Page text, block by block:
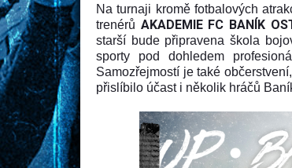
Na turnaji kromě fotbalových
trenérů AKADEMIE FC BANÍK
starší bude připravena škola
sporty pod dohledem
Samozřejmostí je také
přislíbilo účast i několik hráčů